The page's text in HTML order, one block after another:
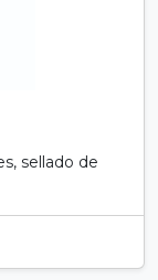
sellado de